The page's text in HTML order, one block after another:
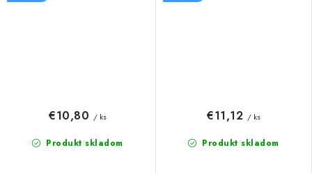
Produkt skladom
€10,80 / ks
Produkt skladom
€11,12 / ks